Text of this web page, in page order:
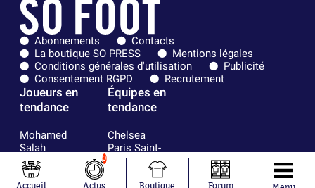
Abonnements
Contacts
La boutique SO PRESS
Mentions légales
Conditions générales d'utilisation
Publicité
Consentement RGPD
Recrutement
Joueurs en
tendance
Mohamed
Salah
Mykhailo
Mudryk
Équipes en
tendance
Chelsea
Paris Saint-
Germain
Bordeaux
Accueil
0
Actus Boutique Forum